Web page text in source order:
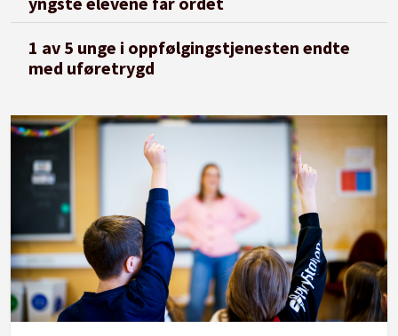
1 av 5 unge i oppfølgingstjenesten endte
med uføretrygd